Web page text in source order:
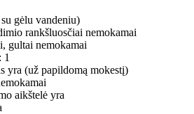
gėlu vandeniu)
rankšluosčiai nemokamai
gultai nemokamai
1
yra (už papildomą mokestį)
aikštelė yra